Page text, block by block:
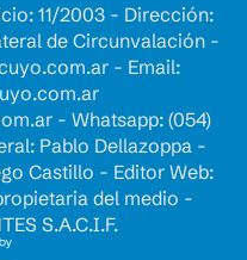
11/2003 - Dirección:
de Circunvalación -
- Email:
- Whatsapp: (054)
Pablo Dellazoppa -
Castillo - Editor Web:
del medio -
S.A.C.I.F.